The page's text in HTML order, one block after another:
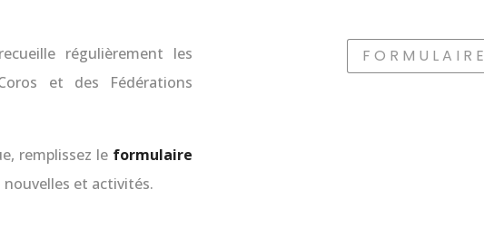
régulièrement les
et des Fédérations
remplissez le formulaire
et activités.
FORMULAIRE